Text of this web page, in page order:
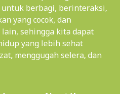
berbagi, berinteraksi,
yang cocok, dan
sehingga kita dapat
yang lebih sehat
menggugah selera, dan